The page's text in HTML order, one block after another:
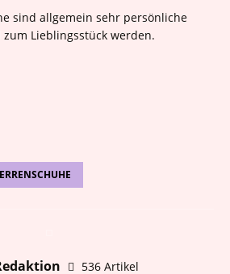
sind allgemein sehr persönliche
zum Lieblingsstück werden.
536 Artikel